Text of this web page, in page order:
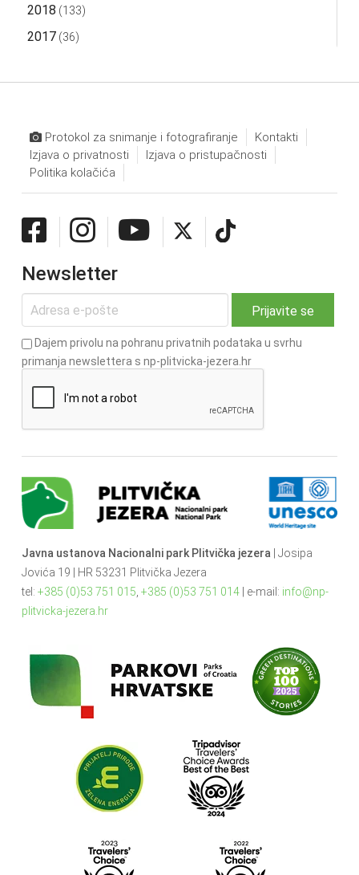
2018 (133)
2017(36)
Protokol za snimanje i fotografiranje
Kontakti
Izjava o privatnosti
Izjava o pristupačnosti
Politika kolačića
Newsletter
Dajem privolu na pohranu privatnih podataka u svrhu
primanja newslettera s np-plitvicka-jezera.hr
Javna ustanova Nacionalni park Plitvička jezera| Josipa
Jovića 19 | HR 53231 Plitvička Jezera
tel: +385 (0)53 751 015, +385 (0)53 751 014| e-mail: info@np-
plitvicka-jezera.hr